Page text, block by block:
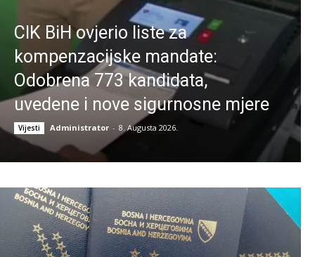
CIK BiH ovjerio liste za
kompenzacijske mandate:
Odobrena 773 kandidata,
uvedene i nove sigurnosne mjere
Vijesti Administrator - 8. Augusta 2026.